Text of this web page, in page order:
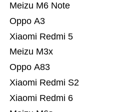
Xiaomi Redmi 6
Xiaomi Redmi S2
Oppo A83
Meizu M3x
Xiaomi Redmi 5
Oppo A3
Meizu M6 Note